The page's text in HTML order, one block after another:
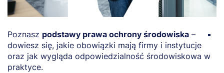
Poznasz podstawy prawa ochrony środowiska –
dowiesz się, jakie obowiązki mają firmy i instytucje
oraz jak wygląda odpowiedzialność środowiskowa w
praktyce.